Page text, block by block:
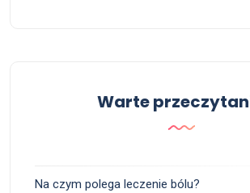
Warte
Na czym polega leczenie bólu?